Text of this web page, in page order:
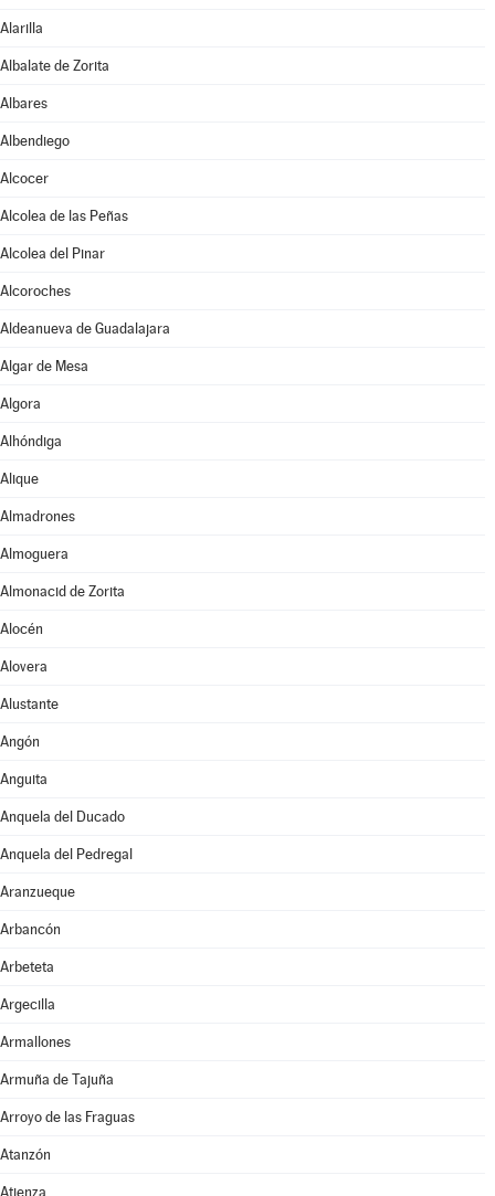
Alarilla
Albalate de Zorita
Albares
Albendiego
Alcocer
Alcolea de las Peñas
Alcolea del Pinar
Alcoroches
Aldeanueva de Guadalajara
Algar de Mesa
Algora
Alhóndiga
Alique
Almadrones
Almoguera
Almonacid de Zorita
Alocén
Alovera
Alustante
Angón
Anguita
Anquela del Ducado
Anquela del Pedregal
Aranzueque
Arbancón
Arbeteta
Argecilla
Armallones
Armuña de Tajuña
Arroyo de las Fraguas
Atanzón
Atienza